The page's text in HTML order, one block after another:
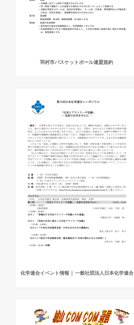
羽村市バスケットボール連盟規約
化学連合イベント情報 | 一般社団法人日本化学連合